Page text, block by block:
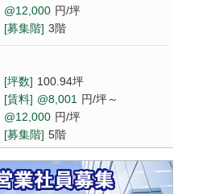
ールビル南館
[坪数]
5.19坪
@12,000
円/坪
[募集階] 6階
SHINSAIBASHI
[坪数] 12.67坪
[賃料] 相談
[募集階] 9階
@12,000 円/坪
[募集階] 3階
[坪数] 100.94坪
[賃料] @8,001 円/坪～
@12,000 円/坪
[募集階] 5階
旧NK）
[坪数] 9坪